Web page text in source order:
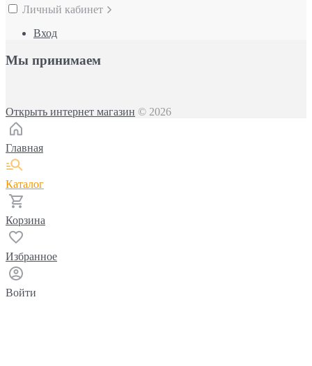
Личный кабинет
Вход
Мы принимаем
Открыть интернет магазин © 2026
Главная
Каталог
Корзина
Избранное
Войти